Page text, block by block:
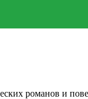
романов и